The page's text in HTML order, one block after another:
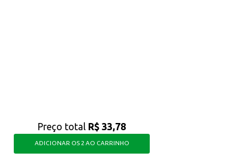
fragrância suave e que respeite a pele sensível do bebê,
Preço total R$ 33,78
ADICIONAR OS 2 AO CARRINHO